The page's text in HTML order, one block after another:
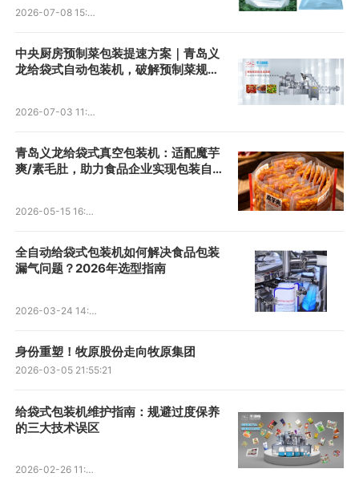
2026-07-08 15:17:43
中央厨房预制菜包装提速方案｜青岛义
龙给袋式自动包装机，破解预制菜规模
2026-07-03 11:08:40
青岛义龙给袋式真空包装机：适配魔芋
爽/素毛肚，助力食品企业实现包装自动
2026-05-15 16:40:20
全自动给袋式包装机如何解决食品包装
漏气问题？2026年选型指南
2026-03-24 14:25:48
身份重塑！牧原股份走向牧原集团
2026-03-05 21:55:21
给袋式包装机维护指南：规避过度保养
的三大技术误区
2026-02-26 11:36:39